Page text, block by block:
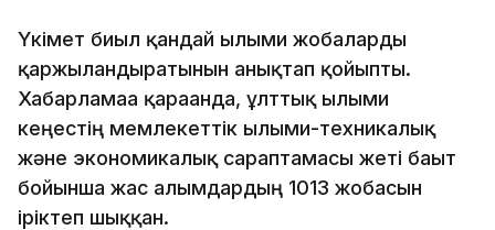
Үкімет биыл қандай ғылыми жобаларды
қаржыландыратынын анықтап қойыпты.
Хабарламаға қарағанда, ұлттық ғылыми
кеңестің мемлекеттік ғылыми-техникалық
және экономикалық сараптамасы жеті бағыт
бойынша жас ғалымдардың 1013 жобасын
іріктеп шыққан.